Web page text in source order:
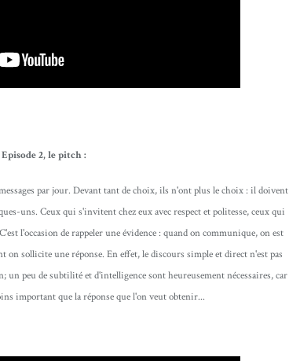
Episode 2, le pitch :
par jour. Devant tant de choix, ils n'ont plus le choix : il doivent
uns. Ceux qui s'invitent chez eux avec respect et politesse, ceux qui
l'occasion de rappeler une évidence : quand on communique, on est
on sollicite une réponse. En effet, le discours simple et direct n'est pas
peu de subtilité et d'intelligence sont heureusement nécessaires, car
important que la réponse que l'on veut obtenir...